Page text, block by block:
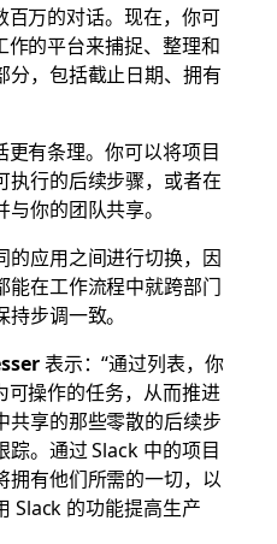
百万的对话。现在，你可
作的平台来捕捉、整理和
分，包括截止日期、拥有
有条理。你可以将项目
执行的后续步骤，或者在
你的团队共享。
的应用之间进行切换，因
能在工作流程中就跨部门
步调一致。
表示：“通过列表，你
可操作的任务，从而推进
共享的那些零散的后续步
。通过 Slack 中的项目
拥有他们所需的一切，以
Slack 的功能提高生产